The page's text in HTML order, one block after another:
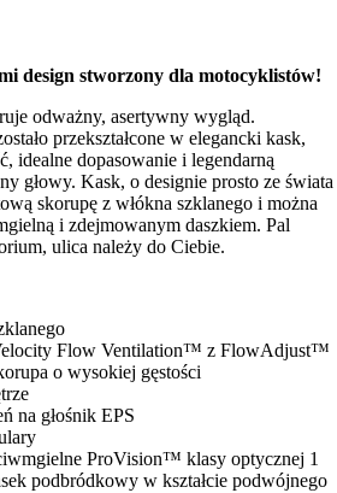
design stworzony dla motocyklistów!
odważny, asertywny wygląd.
przekształcone w elegancki kask,
idealne dopasowanie i legendarną
głowy. Kask, o designie prosto ze świata
skorupę z włókna szklanego i można
i zdejmowanym daszkiem. Pal
ulica należy do Ciebie.
Flow Ventilation™ z FlowAdjust™
o wysokiej gęstości
na głośnik EPS
ProVision™ klasy optycznej 1
podbródkowy w kształcie podwójnego